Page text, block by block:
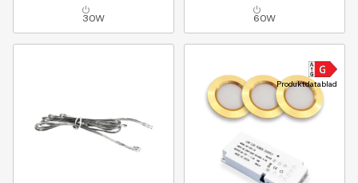
spot, inkl. fjernbetjening
30W
spot, inkl. fjernbetjening
60W
Produktdatablad